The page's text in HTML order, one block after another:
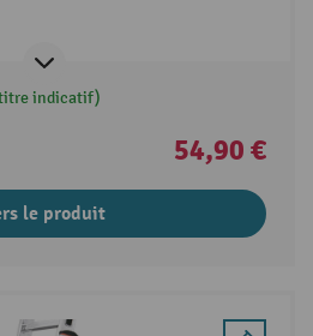
titre indicatif)
54,90 €
le produit